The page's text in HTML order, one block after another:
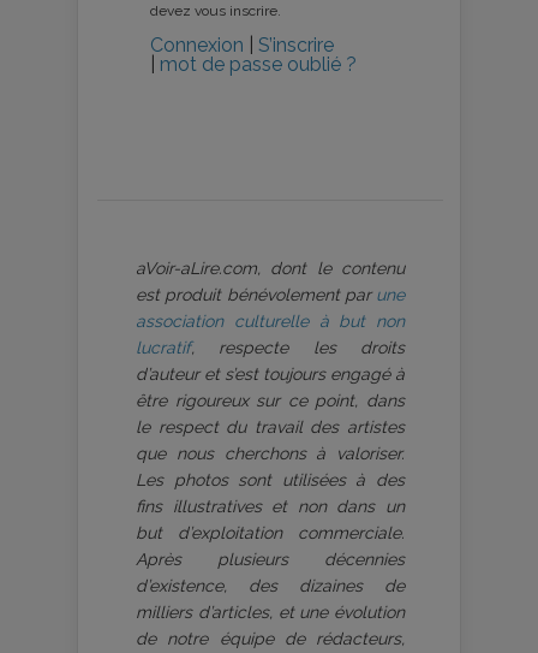
devez vous inscrire.
Connexion
S’inscrire
mot de passe oublié ?
aVoir-aLire.com, dont le contenu
est produit bénévolement par une
association culturelle à but non
lucratif, respecte les droits
d’auteur et s’est toujours engagé à
être rigoureux sur ce point, dans
le respect du travail des artistes
que nous cherchons à valoriser.
Les photos sont utilisées à des
fins illustratives et non dans un
but d’exploitation commerciale.
Après plusieurs décennies
d’existence, des dizaines de
milliers d’articles, et une évolution
de notre équipe de rédacteurs,